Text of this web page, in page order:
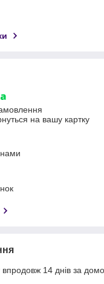
на вашу картку
14 днів за